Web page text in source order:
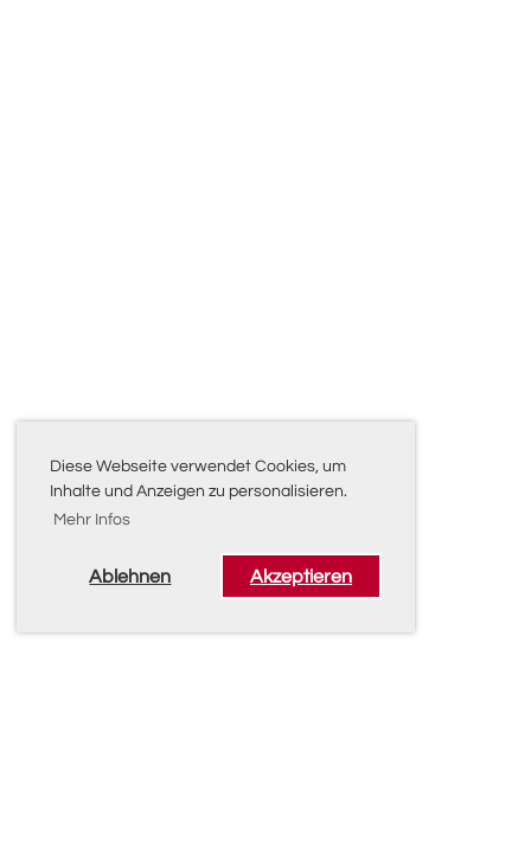
Diese Webseite verwendet Cookies, um
Inhalte und Anzeigen zu personalisieren.
Mehr Infos
Ablehnen Akzeptieren